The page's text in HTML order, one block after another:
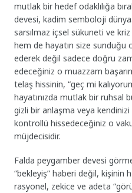
mutlak bir hedef odaklılığa
devesi, kadim semboloji
sarsılmaz içsel sükuneti ve kriz
hem de hayatın size sunduğu
ederek değil sadece doğru
edeceğiniz o muazzam
telaş hissinin, “geç mi
hayatınızda mutlak bir ruhsal
gizli bir anlaşma veya
kontrollü hissedeceğiniz o
müjdecisidir.
Falda peygamber devesi
“bekleyiş” haberi değil, kişinin
rasyonel, zekice ve adeta